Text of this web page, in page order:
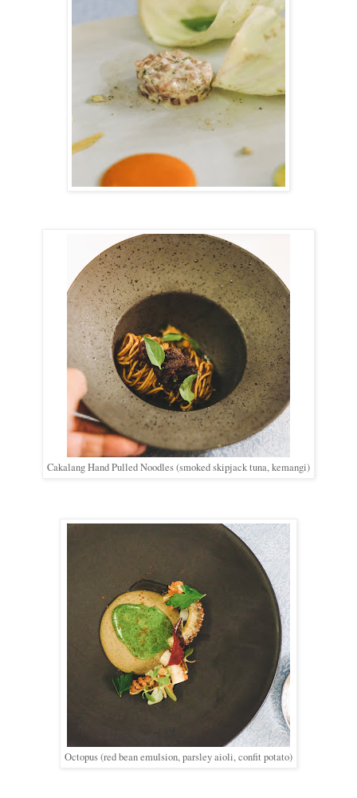
Cakalang Hand Pulled Noodles (smoked skipjack tuna, kemangi)
Octopus (red bean emulsion, parsley aioli, confit potato)